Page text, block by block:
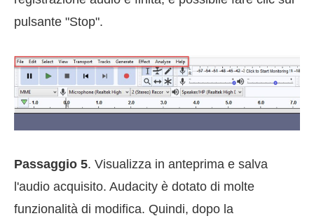
pulsante "Stop".
Passaggio 5. Visualizza in anteprima e salva
l'audio acquisito. Audacity è dotato di molte
funzionalità di modifica. Quindi, dopo la